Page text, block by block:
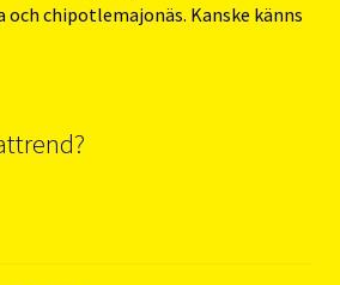
och chipotlemajonäs. Kanske känns